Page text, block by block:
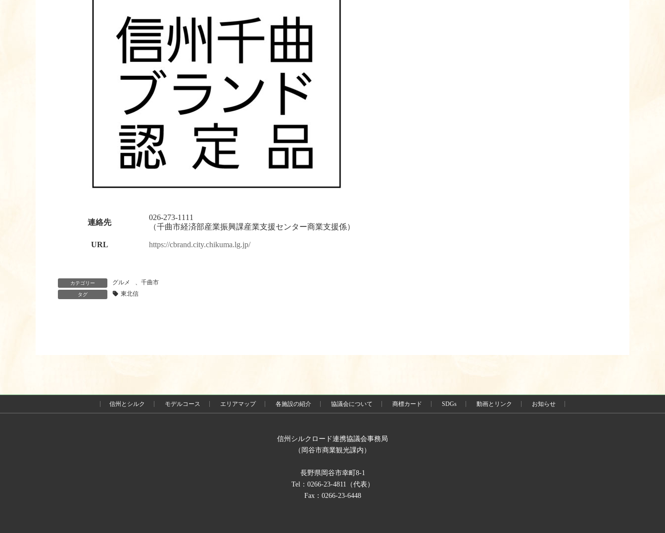
連絡先
026-273-1111
（千曲市経済部産業振興課産業支援センター商業支援係）
URL https://cbrand.city.chikuma.lg.jp/
カテゴリー グルメ 、 千曲市
タグ 東北信
信州とシルク モデルコース エリアマップ 各施設の紹介 協議会について 商標カード SDGs 動画とリンク お知らせ
信州シルクロード連携協議会事務局
（岡谷市商業観光課内）
長野県岡谷市幸町8-1
Tel：0266-23-4811（代表）
Fax：0266-23-6448